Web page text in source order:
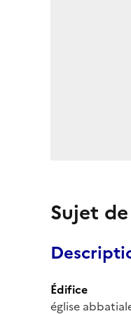
Sujet
Édifice
église